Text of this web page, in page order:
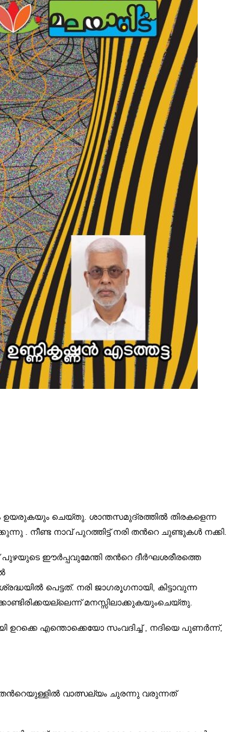
ഉയരുകയും ചെയ്തു. ശാന്തസമുദ്രത്തിൽ തിരകളെന്ന
. നീണ്ട നാവ് പുറത്തിട്ട് നരി തന്‍റെ ചുണ്ടുകൾ നക്കി.
പുഴയുടെ ഈർപ്പവുമേന്തി തന്‍റെ ദീര്‍ഘശരീരത്തെ
പെട്ടത്. നരി ജാഗരൂഗനായി, കിട്ടാവുന്ന
മനസ്സിലാക്കുകയുംചെയ്തു.
ഉറക്കെ എന്തൊക്കെയോ സംവദിച്ച് , നദിയെ പുണർന്ന്,
തന്‍റെയുള്ളിൽ വാത്സല്യം ചുരന്നു വരുന്നത്